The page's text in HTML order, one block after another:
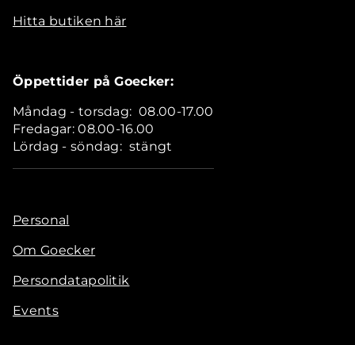
Hitta butiken här
Öppettider på Goecker:
Måndag - torsdag: 08.00-17.00
Fredagar: 08.00-16.00
Lördag - söndag: stängt
Personal
Om Goecker
Persondatapolitik
Events